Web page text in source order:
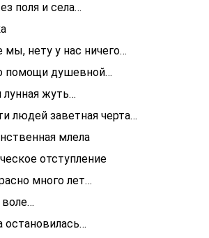
поля и села…
нету у нас ничего…
помощи душевной…
лунная жуть…
людей заветная черта…
млела
отступление
много лет…
остановилась…